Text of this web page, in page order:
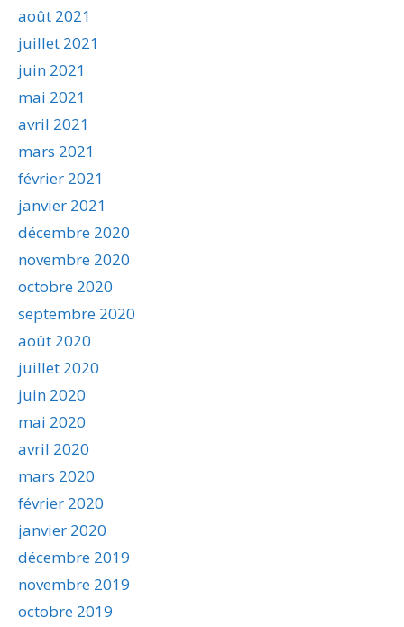
août 2021
juillet 2021
juin 2021
mai 2021
avril 2021
mars 2021
février 2021
janvier 2021
décembre 2020
novembre 2020
octobre 2020
septembre 2020
août 2020
juillet 2020
juin 2020
mai 2020
avril 2020
mars 2020
février 2020
janvier 2020
décembre 2019
novembre 2019
octobre 2019